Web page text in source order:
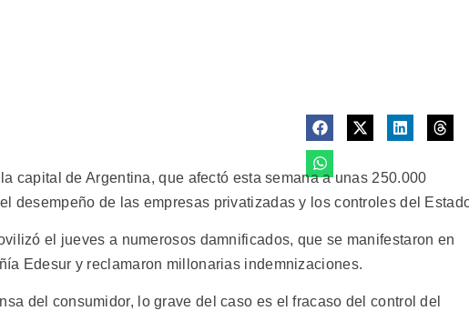
capital de Argentina, que afectó esta semana a unas 250.000
desempeño de las empresas privatizadas y los controles del
el jueves a numerosos damnificados, que se manifestaron en
Edesur y reclamaron millonarias indemnizaciones.
del consumidor, lo grave del caso es el fracaso del control del